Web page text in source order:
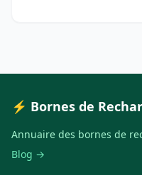
⚡ Bornes de
Annuaire des bornes de
Blog →